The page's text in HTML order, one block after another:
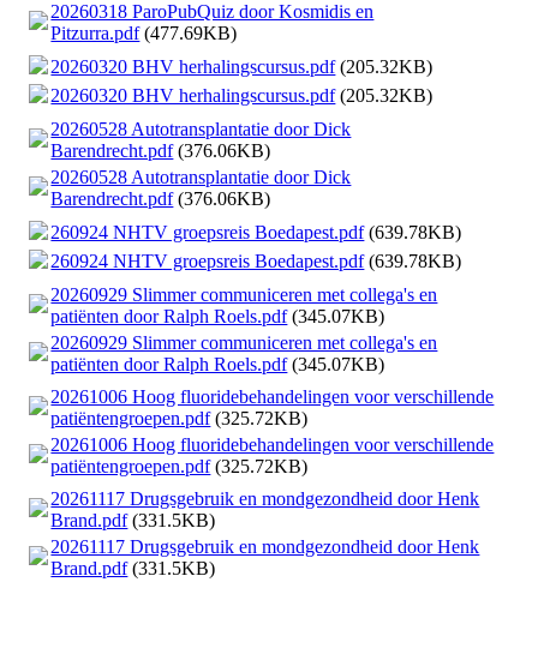
20260318 ParoPubQuiz door Kosmidis en
Pitzurra.pdf(477.69KB)
20260320 BHV herhalingscursus.pdf(205.32KB)
20260320 BHV herhalingscursus.pdf(205.32KB)
20260528 Autotransplantatie door Dick
Barendrecht.pdf(376.06KB)
20260528 Autotransplantatie door Dick
Barendrecht.pdf(376.06KB)
260924 NHTV groepsreis Boedapest.pdf(639.78KB)
260924 NHTV groepsreis Boedapest.pdf(639.78KB)
20260929 Slimmer communiceren met collega's en
patiënten door Ralph Roels.pdf(345.07KB)
20260929 Slimmer communiceren met collega's en
patiënten door Ralph Roels.pdf(345.07KB)
20261006 Hoog fluoridebehandelingen voor verschillende
patiëntengroepen.pdf(325.72KB)
20261006 Hoog fluoridebehandelingen voor verschillende
patiëntengroepen.pdf(325.72KB)
20261117 Drugsgebruik en mondgezondheid door Henk
Brand.pdf(331.5KB)
20261117 Drugsgebruik en mondgezondheid door Henk
Brand.pdf(331.5KB)